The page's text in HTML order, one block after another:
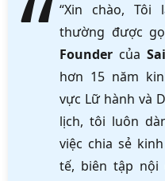
“Xin chào, Tôi
thường được
Founder của
hơn 15 năm
vực Lữ hành và
lịch, tôi luôn
việc chia sẻ
tế, biên tập nội